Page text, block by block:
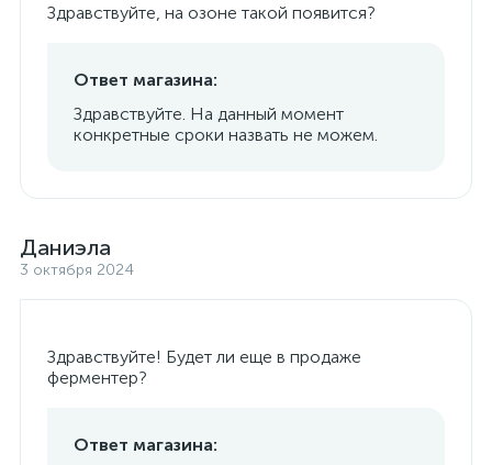
Здравствуйте, на озоне такой появится?
Ответ магазина:
Здравствуйте. На данный момент
конкретные сроки назвать не можем.
Даниэла
3 октября 2024
Здравствуйте! Будет ли еще в продаже
ферментер?
Ответ магазина: